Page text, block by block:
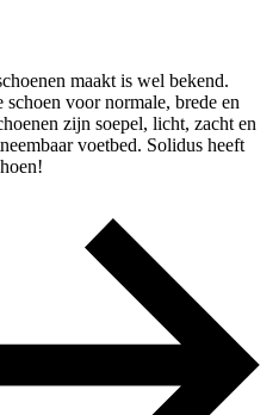
maakt is wel bekend.
schoen voor normale, brede en
zijn soepel, licht, zacht en
voetbed. Solidus heeft